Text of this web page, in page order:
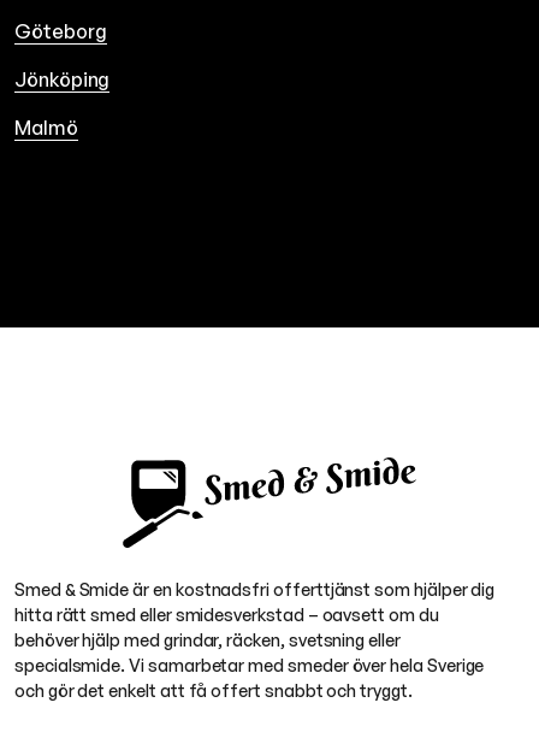
Göteborg
Jönköping
Malmö
Smed & Smide är en kostnadsfri offerttjänst som hjälper dig
hitta rätt smed eller smidesverkstad – oavsett om du
behöver hjälp med grindar, räcken, svetsning eller
specialsmide. Vi samarbetar med smeder över hela Sverige
och gör det enkelt att få offert snabbt och tryggt.